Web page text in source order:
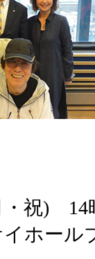
・祝)
ホール